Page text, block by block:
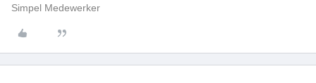
Simpel Medewerker